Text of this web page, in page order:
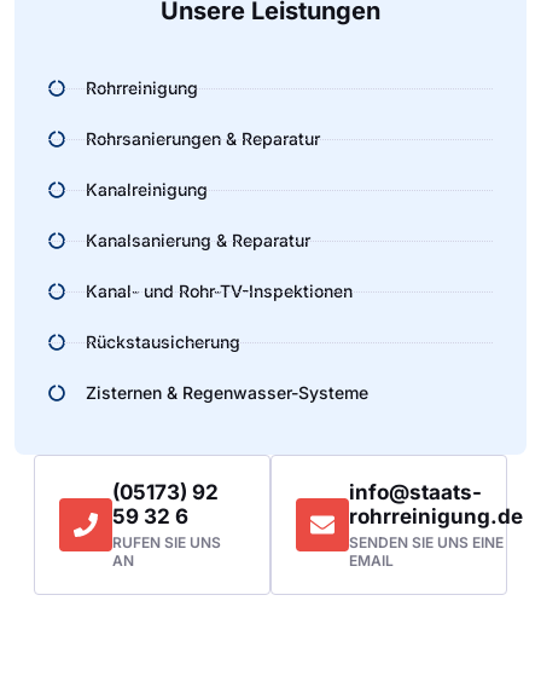
Unsere Leistungen
Rohrreinigung
Rohrsanierungen & Reparatur
Kanalreinigung
Kanalsanierung & Reparatur
Kanal- und Rohr-TV-Inspektionen
Rückstausicherung
Zisternen & Regenwasser-Systeme
(05173) 92
59 32 6
RUFEN SIE UNS
AN
info@staats-
rohrreinigung.de
SENDEN SIE UNS EINE
EMAIL